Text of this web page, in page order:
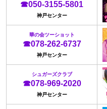
☎050-3155-5801
神戸センター
華の会ツーショット
☎078-262-6737
神戸センター
シュガーズクラブ
☎078-969-2020
神戸センター